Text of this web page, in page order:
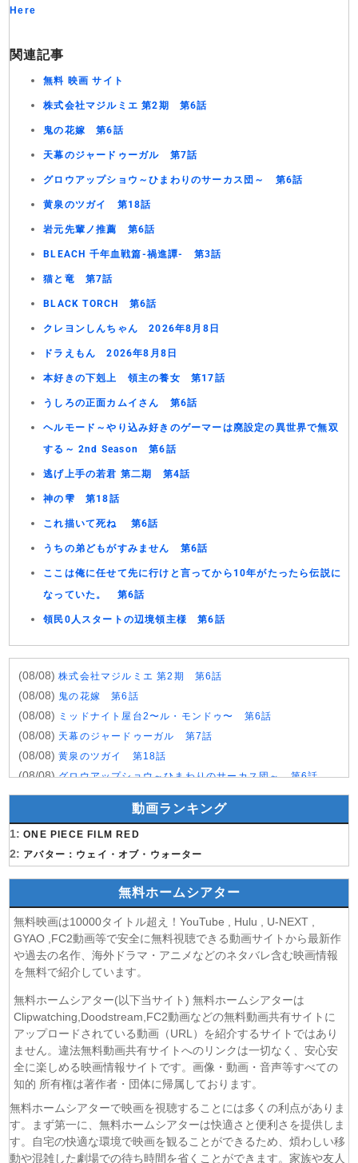
Here
関連記事
無料 映画 サイト
株式会社マジルミエ 第2期 第6話
鬼の花嫁 第6話
天幕のジャードゥーガル 第7話
グロウアップショウ～ひまわりのサーカス団～ 第6話
黄泉のツガイ 第18話
岩元先輩ノ推薦 第6話
BLEACH 千年血戦篇-禍進譚- 第3話
猫と竜 第7話
BLACK TORCH 第6話
クレヨンしんちゃん 2026年8月8日
ドラえもん 2026年8月8日
本好きの下剋上 領主の養女 第17話
うしろの正面カムイさん 第6話
ヘルモード～やり込み好きのゲーマーは廃設定の異世界で無双
する～ 2nd Season 第6話
逃げ上手の若君 第二期 第4話
神の雫 第18話
これ描いて死ね 第6話
うちの弟どもがすみません 第6話
ここは俺に任せて先に行けと言ってから10年がたったら伝説に
なっていた。 第6話
領民0人スタートの辺境領主様 第6話
(08/08)株式会社マジルミエ 第2期 第6話
(08/08) 鬼の花嫁 第6話
(08/08) ミッドナイト屋台2〜ル・モンドゥ〜 第6話
(08/08) 天幕のジャードゥーガル 第7話
(08/08)黄泉のツガイ 第18話
(08/08)グロウアップショウ～ひまわりのサーカス団～ 第6話
(08/08)夏色の雲が恋と嵐をまきおこす 第5話
岩元先輩ノ推薦 第6話
(08/08)BLEACH 千年血戦篇-禍進譚- 第3話
(08/08)BLACK TORCH 第6話
猫と竜 第7話
告白ー25年目の秘密ー 第5話
(08/08)クレヨンしんちゃん 2026年8月8日
(08/08)ドラえもん 2026年8月8日
(08/08)本好きの下剋上 領主の養女 第17話
(08/08)うしろの正面カムイさん 第6話
(08/08)
ヘルモード～やり込み好きのゲーマーは廃設定の異世界で
無双する～ 2nd Season 第6話
(08/08) 晩酌の流儀５ 〜夏編〜 第6話
(07/08)探偵のままでいて 第4話
(07/08)ストレンジ-伊藤潤二の夜も眠れぬ奇妙な話- 第6話
(07/08)逃げ上手の若君 第二期 第4話
(07/08)神の雫 第18話
(07/08)うちの弟どもがすみません 第6話
(07/08) これ描いて死ね 第6話
動画ランキング
1: ONE PIECE FILM RED
2: アバター：ウェイ・オブ・ウォーター
無料ホームシアター
無料映画は10000タイトル超え！YouTube , Hulu , U-NEXT ,
GYAO ,FC2動画等で安全に無料視聴できる動画サイトから最新作
や過去の名作、海外ドラマ・アニメなどのネタバレ含む映画情報
を無料で紹介しています。
無料ホームシアター(以下当サイト) 無料ホームシアターは
Clipwatching,Doodstream,FC2動画などの無料動画共有サイトに
アップロードされている動画（URL）を紹介するサイトではあり
ません。違法無料動画共有サイトへのリンクは一切なく、安心安
全に楽しめる映画情報サイトです。画像・動画・音声等すべての
知的 所有権は著作者・団体に帰属しております。
無料ホームシアターで映画を視聴することには多くの利点がありま
す。まず第一に、無料ホームシアターは快適さと便利さを提供しま
す。自宅の快適な環境で映画を観ることができるため、煩わしい移
動や混雑した劇場での待ち時間を省くことができます。家族や友人